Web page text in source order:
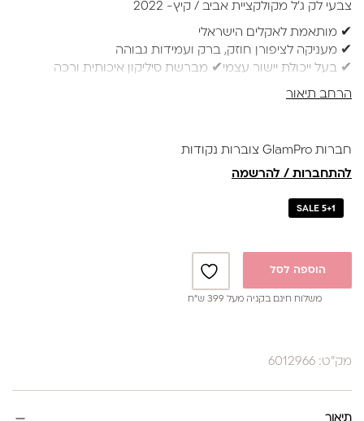
₪59.
₪39.
צבעי לק ג'ל מקולקציית אביב / קיץ- 2022
✔ מותאמת לאקלים הישראלי
✔ מעניקה לציפורן חוזק, ברק ועמידות גבוהה
✔ בעל ייכולת יישור עצמי✔ מברשת סיליקון איכותית ורכה
באישור משרד הבריאות
הרחב תיאור
חברות GlamPro צוברות נקודות
להתחברות / להרשמה
SALE 5+1
הוספה לסל
משלוח חינם בקניה מעל 399 ש”ח
מק"ט: 6012966
תיאור